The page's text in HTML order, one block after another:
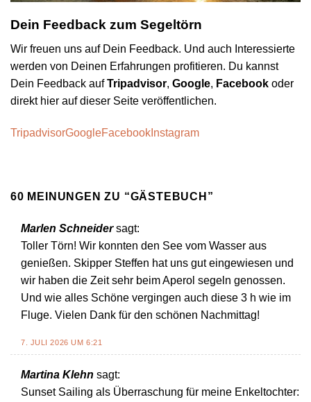
Dein Feedback zum Segeltörn
Wir freuen uns auf Dein Feedback. Und auch Interessierte
werden von Deinen Erfahrungen profitieren. Du kannst
Dein Feedback aufTripadvisor, Google, Facebook oder
direkt hier auf dieser Seite veröffentlichen.
TripadvisorGoogleFacebook Instagram
60 MEINUNGEN ZU “GÄSTEBUCH ”
Marlen Schneider sagt:
Toller Törn! Wir konnten den See vom Wasser aus
genießen. Skipper Steffen hat uns gut eingewiesen und
wir haben die Zeit sehr beim Aperol segeln genossen.
Und wie alles Schöne vergingen auch diese 3 h wie im
Fluge. Vielen Dank für den schönen Nachmittag!
7. JULI 2026 UM 6:21
Martina Klehn sagt:
Sunset Sailing als Überraschung für meine Enkeltochter: